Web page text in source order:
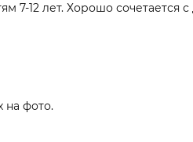
12 лет. Хорошо сочетается
на фото.